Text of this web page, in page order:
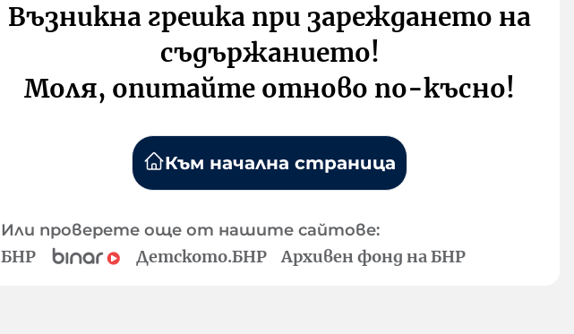
Възникна грешка при зареждането на
съдържанието!
Моля, опитайте отново по-късно!
Към начална страница
Или проверете още от нашите сайтове:
БНР Детското.БНР Архивен фонд на БНР